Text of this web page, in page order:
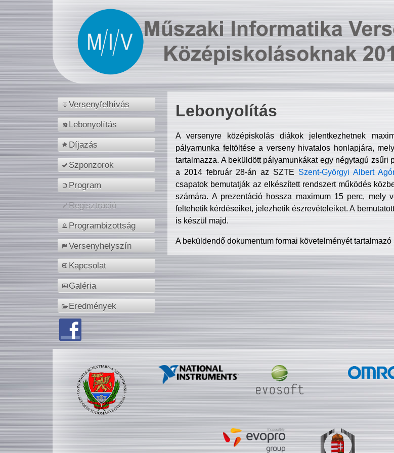
Versenyfelhívás
Lebonyolítás
Díjazás
Szponzorok
Program
Regisztráció
Programbizottság
Versenyhelyszín
Kapcsolat
Galéria
Eredmények
Lebonyolítás
A versenyre középiskolás diákok jelentkezhetnek
pályamunka feltöltése a verseny hivatalos honlapjára,
tartalmazza. A beküldött pályamunkákat egy négytagú
a 2014 február 28-án az SZTE Szent-Györgyi Albert
csapatok bemutatják az elkészített rendszert működés
számára. A prezentáció hossza maximum 15 perc,
feltehetik kérdéseiket, jelezhetik észrevételeiket. A
is készül majd.
A beküldendő dokumentum formai követelményét tartalmazó